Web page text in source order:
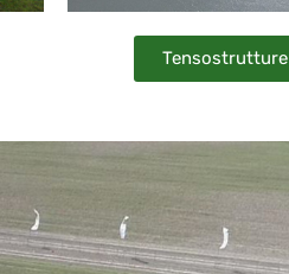
Tensostrutture